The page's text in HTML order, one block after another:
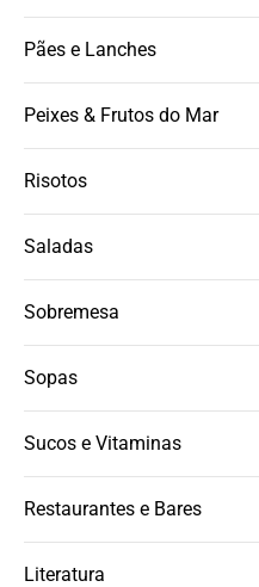
Pães e Lanches
Peixes & Frutos do Mar
Risotos
Saladas
Sobremesa
Sopas
Sucos e Vitaminas
Restaurantes e Bares
Literatura